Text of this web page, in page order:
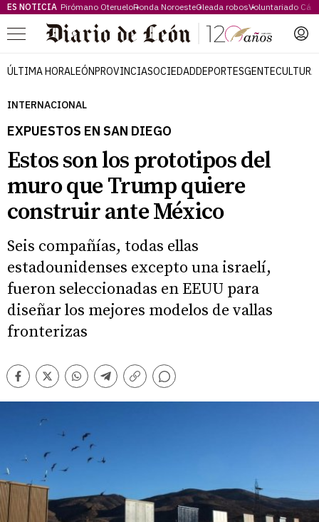
ES NOTICIA Pirómano OterueloRonda NoroesteOleada robosVoluntariado
Menú
ÚLTIMA HORALEÓNPROVINCIASOCIEDADDEPORTESGENTECULTURA
INTERNACIONAL
EXPUESTOS EN SAN DIEGO
Estos son los prototipos del
muro que Trump quiere
construir ante México
Seis compañías, todas ellas
estadounidenses excepto una israelí,
fueron seleccionadas en EEUU para
diseñar los mejores modelos de vallas
fronterizas
Facebook
TwitterWhatsappTelegram
Copiar
Comentarios